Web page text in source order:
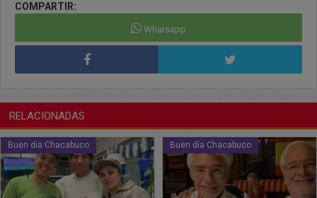
COMPARTIR:
Whatsapp
RELACIONADAS
Buen día Chacabuco Buen día Chacabuco